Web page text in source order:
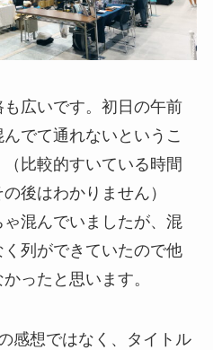
広いです。初日の午前
でて通れないというこ
比較的すいている時間
後はわかりません）
混んでいましたが、混
列ができていたので他
ったと思います。
感想ではなく、タイトル